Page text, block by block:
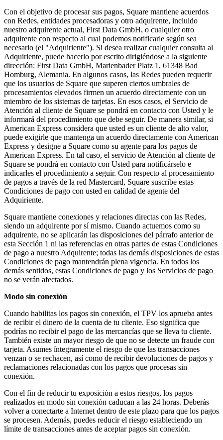
Descubrir
Vista general
Tipos
Centros de estética
Centros de manicura y pedicura
Peluquerías
Spas
Barberías
Estudios de tatuaje y piercings
Descubrir
Vista general
Tipos
Hogar y reparación
Festivales, eventos y ferias
Centros de salud y clínicas
Profesionales de la salud y el deporte
Soluciones de pagos
Software de TPV
Software de TPV para la hostelería
Software de TPV para comercios
Software de TPV para citas
Facturas
Pedidos en línea
Tienda virtual
Con el objetivo de procesar sus pagos, Square mantiene acuerdos
con Redes, entidades procesadoras y otro adquirente, incluido
nuestro adquirente actual, First Data GmbH, o cualquier otro
adquirente con respecto al cual podemos notificarle según sea
necesario (el "Adquiriente"). Si desea realizar cualquier consulta al
Adquiriente, puede hacerlo por escrito dirigiéndose a la siguiente
dirección: First Data GmbH, Marienbader Platz 1, 61348 Bad
Homburg, Alemania. En algunos casos, las Redes pueden requerir
que los usuarios de Square que superen ciertos umbrales de
procesamientos elevados firmen un acuerdo directamente con un
miembro de los sistemas de tarjetas. En esos casos, el Servicio de
Atención al cliente de Square se pondrá en contacto con Usted y le
informará del procedimiento que debe seguir. De manera similar, si
American Express considera que usted es un cliente de alto valor,
puede exigirle que mantenga un acuerdo directamente con American
Express y designe a Square como su agente para los pagos de
American Express. En tal caso, el servicio de Atención al cliente de
Square se pondrá en contacto con Usted para notificárselo e
indicarles el procedimiento a seguir. Con respecto al procesamiento
de pagos a través de la red Mastercard, Square suscribe estas
Condiciones de pago con usted en calidad de agente del
Adquiriente.
Square mantiene conexiones y relaciones directas con las Redes,
siendo un adquirente por sí mismo. Cuando actuemos como su
adquirente, no se aplicarán las disposiciones del párrafo anterior de
esta Sección 1 ni las referencias en otras partes de estas Condiciones
de pago a nuestro Adquirente; todas las demás disposiciones de estas
Condiciones de pago mantendrán plena vigencia. En todos los
demás sentidos, estas Condiciones de pago y los Servicios de pago
no se verán afectados.
Modo sin conexión
Cuando habilitas los pagos sin conexión, el TPV los aprueba antes
de recibir el dinero de la cuenta de tu cliente. Eso significa que
podrías no recibir el pago de las mercancías que se lleva tu cliente.
También existe un mayor riesgo de que no se detecte un fraude con
tarjeta. Asumes íntegramente el riesgo de que las transacciones
venzan o se rechacen, así como de recibir devoluciones de pagos y
reclamaciones relacionadas con los pagos que procesas sin
conexión.
Con el fin de reducir tu exposición a estos riesgos, los pagos
realizados en modo sin conexión caducan a las 24 horas. Deberás
volver a conectarte a Internet dentro de este plazo para que los pagos
se procesen. Además, puedes reducir el riesgo estableciendo un
límite de transacciones antes de aceptar pagos sin conexión.